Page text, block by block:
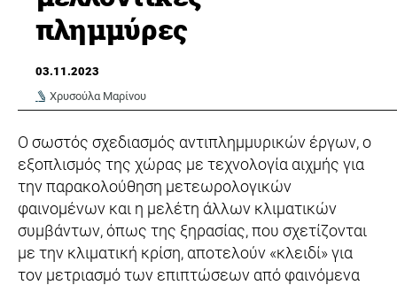
πλημμύρες
03.11.2023
Χρυσούλα Μαρίνου
Ο σωστός σχεδιασμός αντιπλημμυρικών έργων, ο
εξοπλισμός της χώρας με τεχνολογία αιχμής για
την παρακολούθηση μετεωρολογικών
φαινομένων και η μελέτη άλλων κλιματικών
συμβάντων, όπως της ξηρασίας, που σχετίζονται
με την κλιματική κρίση, αποτελούν «κλειδί» για
τον μετριασμό των επιπτώσεων από φαινόμενα